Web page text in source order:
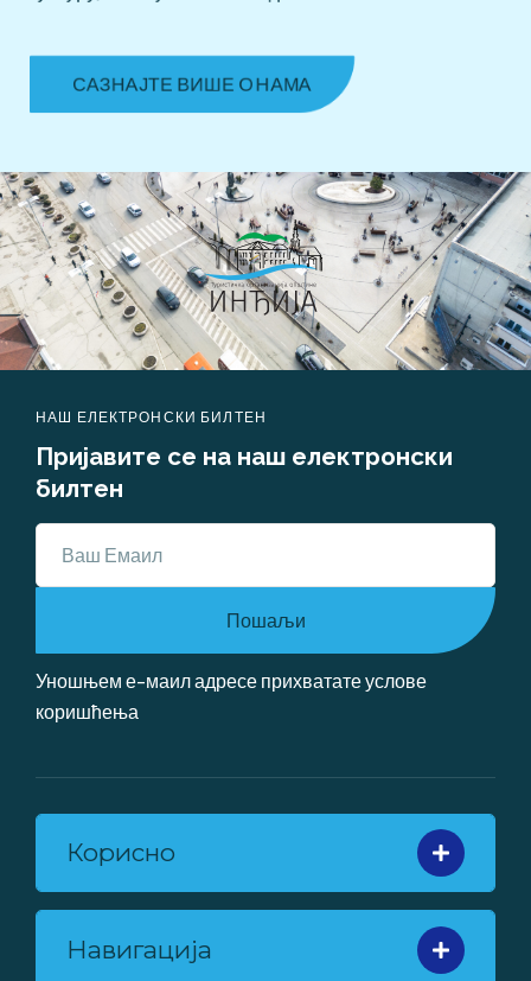
САЗНАЈТЕ ВИШЕ О НАМА
НАШ ЕЛЕКТРОНСКИ БИЛТЕН
Пријавите се на наш електронски
билтен
Пошаљи
Уношњем е-маил адресе прихвататеуслове
коришћења
Корисно
Навигација